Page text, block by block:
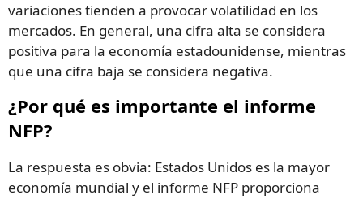
variaciones tienden a provocar volatilidad en los
mercados. En general, una cifra alta se considera
positiva para la economía estadounidense, mientras
que una cifra baja se considera negativa.
¿Por qué es importante el informe
NFP?
La respuesta es obvia: Estados Unidos es la mayor
economía mundial y el informe NFP proporciona